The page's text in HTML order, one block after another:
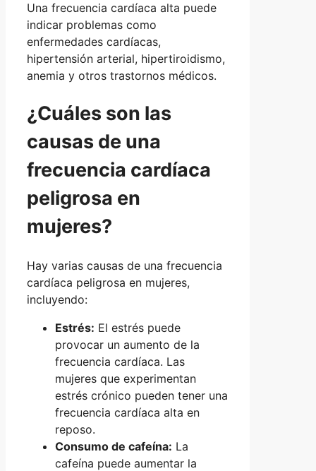
Una frecuencia cardíaca alta puede
indicar problemas como
enfermedades cardíacas,
hipertensión arterial, hipertiroidismo,
anemia y otros trastornos médicos.
¿Cuáles son las
causas de una
frecuencia cardíaca
peligrosa en
mujeres?
Hay varias causas de una frecuencia
cardíaca peligrosa en mujeres,
incluyendo:
Estrés: El estrés puede
provocar un aumento de la
frecuencia cardíaca. Las
mujeres que experimentan
estrés crónico pueden tener una
frecuencia cardíaca alta en
reposo.
Consumo de cafeína: La
cafeína puede aumentar la